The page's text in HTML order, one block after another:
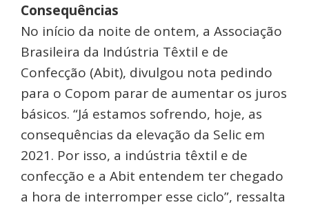
Consequências
No início da noite de ontem, a Associação
Brasileira da Indústria Têxtil e de
Confecção (Abit), divulgou nota pedindo
para o Copom parar de aumentar os juros
básicos. “Já estamos sofrendo, hoje, as
consequências da elevação da Selic em
2021. Por isso, a indústria têxtil e de
confecção e a Abit entendem ter chegado
a hora de interromper esse ciclo”, ressalta